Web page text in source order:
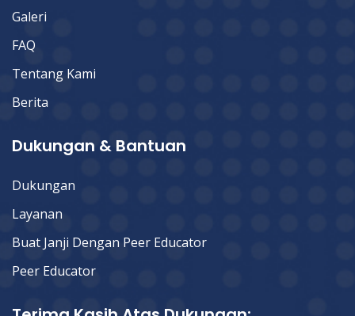
Galeri
FAQ
Tentang Kami
Berita
Dukungan & Bantuan
Dukungan
Layanan
Buat Janji Dengan Peer Educator
Peer Educator